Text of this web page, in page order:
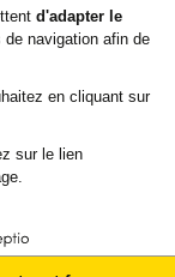
d'aller
gagnez du
chez vous.
sur la
votre
à votre